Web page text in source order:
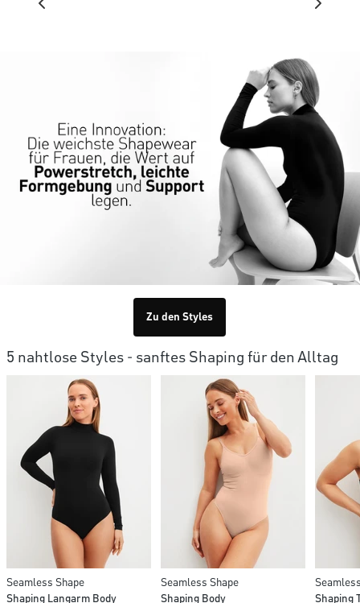
Zu den Styles
5 nahtlose Styles - sanftes Shaping für den Alltag
Seamless Shape
Shaping Langarm Body
Seamless Shape
Shaping Body
Shaping